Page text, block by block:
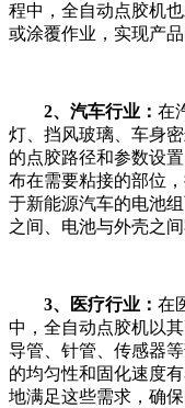
程中，全自动点胶机
或涂覆作业，实现产
2、汽车行业： 在
灯、挡风玻璃、车身
的点胶路径和参数设
布在需要粘接的部位
于新能源汽车的电池
之间、电池与外壳之
3、医疗行业： 在
中，全自动点胶机以
导管、针管、传感器
的均匀性和固化速度
地满足这些需求，确